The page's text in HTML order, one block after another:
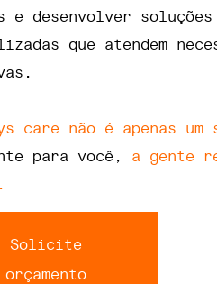
e desenvolver
que atendem
care não é apenas um
para você, a gente
Solicite
orçamento